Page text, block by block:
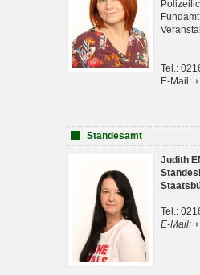
Tel.:
E-Mail:
Standesamt
Judith
Tel.:
E-Mail: